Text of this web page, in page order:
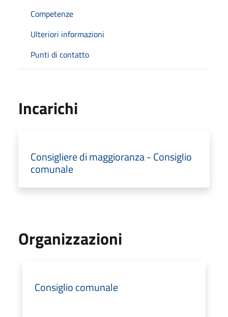
Competenze
Ulteriori informazioni
Punti di contatto
Incarichi
Consigliere di maggioranza - Consiglio
comunale
Organizzazioni
Consiglio comunale